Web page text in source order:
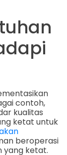
contoh,
kualitas
ketat untuk
beroperasi
yang ketat.